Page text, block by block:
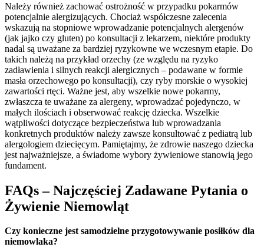
Należy również zachować ostrożność w przypadku pokarmów
potencjalnie alergizujących. Chociaż współczesne zalecenia
wskazują na stopniowe wprowadzanie potencjalnych alergenów
(jak jajko czy gluten) po konsultacji z lekarzem, niektóre produkty
nadal są uważane za bardziej ryzykowne we wczesnym etapie. Do
takich należą na przykład orzechy (ze względu na ryzyko
zadławienia i silnych reakcji alergicznych – podawane w formie
masła orzechowego po konsultacji), czy ryby morskie o wysokiej
zawartości rtęci. Ważne jest, aby wszelkie nowe pokarmy,
zwłaszcza te uważane za alergeny, wprowadzać pojedynczo, w
małych ilościach i obserwować reakcję dziecka. Wszelkie
wątpliwości dotyczące bezpieczeństwa lub wprowadzania
konkretnych produktów należy zawsze konsultować z pediatrą lub
alergologiem dziecięcym. Pamiętajmy, że zdrowie naszego dziecka
jest najważniejsze, a świadome wybory żywieniowe stanowią jego
fundament.
FAQs – Najczęściej Zadawane Pytania o
Żywienie Niemowląt
Czy konieczne jest samodzielne przygotowywanie posiłków dla
niemowlaka?